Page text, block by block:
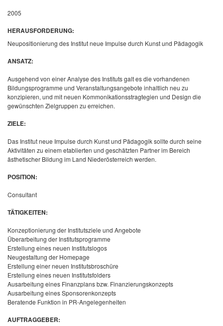
2005
HERAUSFORDERUNG:
Neupositionierung des Institut neue Impulse durch Kunst und Pädagogik
ANSATZ:
Ausgehend von einer Analyse des Instituts galt es die vorhandenen
Bildungsprogramme und Veranstaltungsangebote inhaltlich neu zu
konzipieren, und mit neuen Kommonikationsstragtegien und Design die
gewünschten Zielgruppen zu erreichen.
ZIELE:
Das Institut neue Impulse durch Kunst und Pädagogik sollte durch seine
Aktivitäten zu einem etablierten und geschätzten Partner im Bereich
ästhetischer Bildung im Land Niederösterreich werden.
POSITION:
Consultant
TÄTIGKEITEN:
Konzeptionierung der Institutsziele und Angebote
Überarbeitung der Institutsprogramme
Erstellung eines neuen Institutslogos
Neugestaltung der Homepage
Erstellung einer neuen Institutsbroschüre
Erstellung eines neuen Institutsfolders
Ausarbeitung eines Finanzplans bzw. Finanzierungskonzepts
Ausarbeitung eines Sponsorenkonzepts
Beratende Funktion in PR-Angelegenheiten
AUFTRAGGEBER: